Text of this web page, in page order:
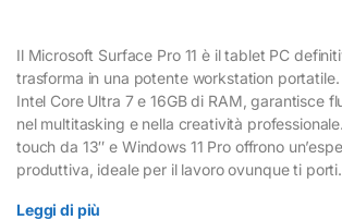
Il Microsoft Surface Pro 11 è il tablet PC
trasforma in una potente workstation
Intel Core Ultra 7 e 16GB di RAM, garantisce
nel multitasking e nella creatività
touch da 13″ e Windows 11 Pro offrono
produttiva, ideale per il lavoro ovunque ti porti.
Leggi di più